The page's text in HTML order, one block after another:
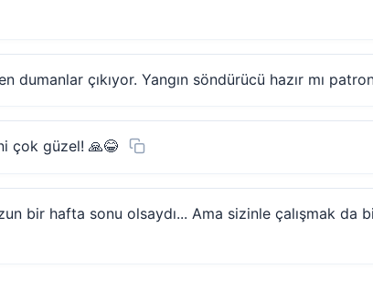
dumanlar çıkıyor. Yangın söndürücü hazır mı
çok güzel! 🙏😂
bir hafta sonu olsaydı... Ama sizinle çalışmak da